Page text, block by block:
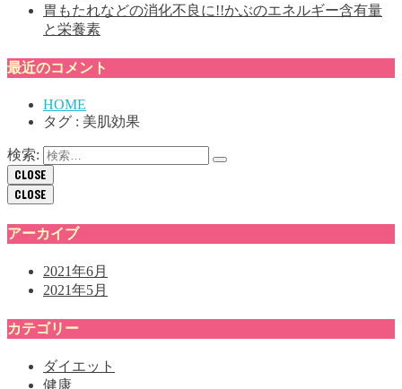
胃もたれなどの消化不良に!!かぶのエネルギー含有量
と栄養素
最近のコメント
HOME
タグ : 美肌効果
検索:
CLOSE
CLOSE
アーカイブ
2021年6月
2021年5月
カテゴリー
ダイエット
健康